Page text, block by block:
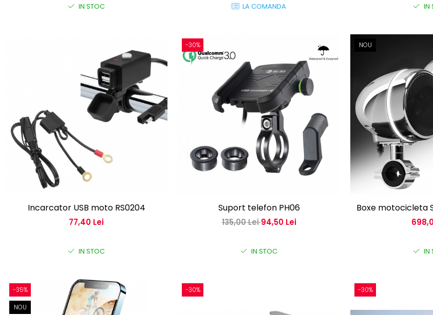
IN STOC LA COMANDA IN
Incarcator USB moto RS0204
77,40 Lei
IN STOC
-30%
Suport telefon PH06
135,00 Lei94,50 Lei
IN STOC
NOU
Boxe motocicleta
IN
-35%
NOU
-30% -30%